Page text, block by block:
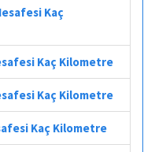
Kaç
Kaç Kilometre
Kaç Kilometre
Kaç Kilometre